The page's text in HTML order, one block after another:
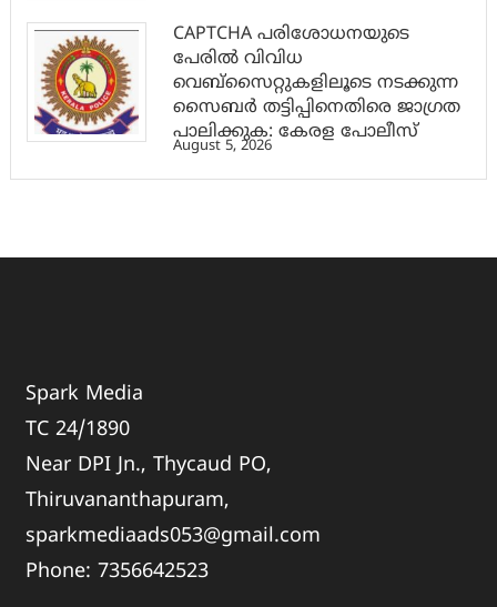
CAPTCHA പരിശോധനയുടെ
പേരില്‍ വിവിധ
വെബ്സൈറ്റുകളിലൂടെ നടക്കുന്ന
സൈബര്‍ തട്ടിപ്പിനെതിരെ ജാഗ്രത
പാലിക്കുക: കേരള പോലീസ്
August 5, 2026
Spark Media
TC 24/1890
Near DPI Jn., Thycaud PO,
Thiruvananthapuram,
sparkmediaads053@gmail.com
Phone:7356642523